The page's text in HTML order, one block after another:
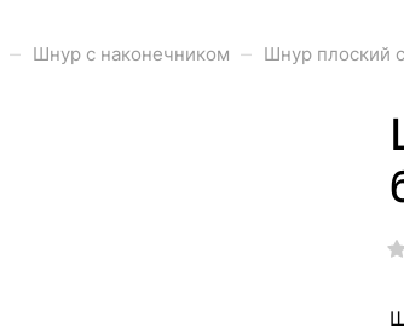
– Шнур с наконечником – Шнур плоский